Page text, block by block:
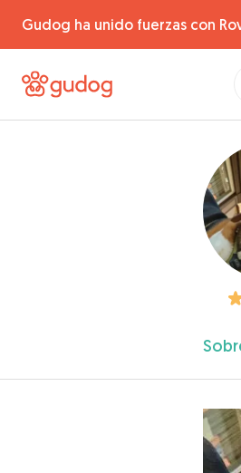
Gudog ha unido fuerzas con